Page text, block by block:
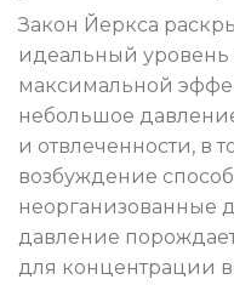
Закон Йеркса
идеальный уровень
максимальной
небольшое
и отвлеченности, в
возбуждение
неорганизованные
давление
для концентрации